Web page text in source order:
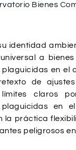
Bienes
identidad
a
en el
de
claros
en
la práctica
peligrosos